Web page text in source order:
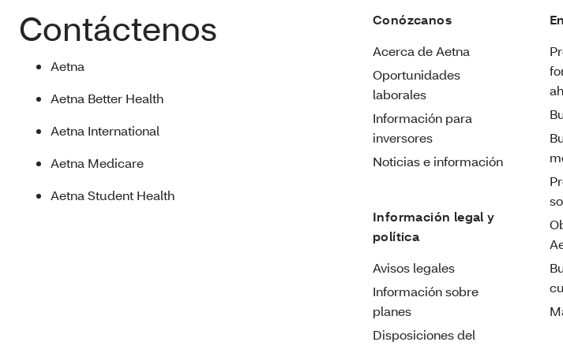
Contáctenos
Aetna
Aetna Better Health
Aetna International
Aetna Medicare
Aetna Student Health
Conózcanos
Acerca de Aetna
Oportunidades
laborales
Información para
inversores
Noticias e información
Información legal y
política
Avisos legales
Información sobre
planes
Disposiciones del